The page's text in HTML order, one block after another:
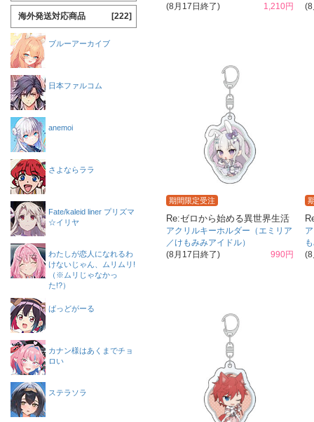
(8月17日終了)
1,210円
(8
期間限定受注
Re:ゼロから始める異世界生活
アクリルキーホルダー（エミリア
／けもみみアイドル）
(8月17日終了)
990円
(8
海外発送対応商品 [222]
ブルーアーカイブ
日本ファルコム
anemoi
さよならララ
Fate/kaleid liner プリズマ
☆イリヤ
わたしが恋人になれるわ
けないじゃん、ムリムリ!
（※ムリじゃなかっ
た!?）
ばっどがーる
カナン様はあくまでチョ
ロい
ステラソラ